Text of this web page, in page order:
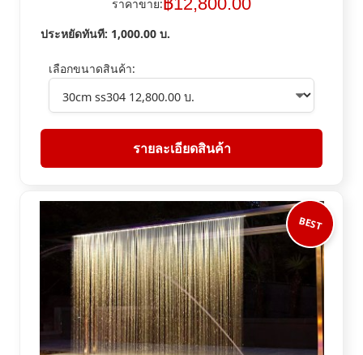
ราคาขาย:
ประหยัดทันที: 1,000.00 บ.
เลือกขนาดสินค้า:
รายละเอียดสินค้า
BEST